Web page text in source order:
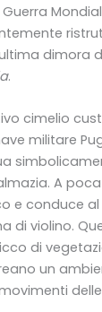
dimora
.
cimelio
militare
A
e conduce
di violino.
di
un